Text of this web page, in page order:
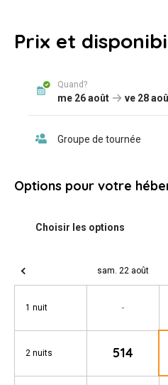
Prix et
Options pour votre
sam. 22 août
1 nuit -
2 nuits 514